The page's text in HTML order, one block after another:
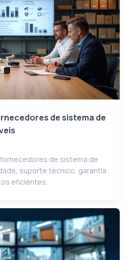
de sistema de
de sistema de
suporte técnico, garantia
eficientes.